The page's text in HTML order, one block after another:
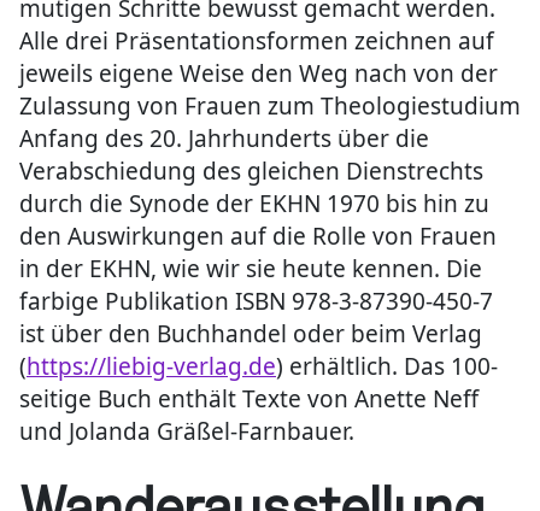
mutigen Schritte bewusst gemacht werden.
Alle drei Präsentationsformen zeichnen auf
jeweils eigene Weise den Weg nach von der
Zulassung von Frauen zum Theologiestudium
Anfang des 20. Jahrhunderts über die
Verabschiedung des gleichen Dienstrechts
durch die Synode der EKHN 1970 bis hin zu
den Auswirkungen auf die Rolle von Frauen
in der EKHN, wie wir sie heute kennen. Die
farbige Publikation ISBN 978-3-87390-450-7
ist über den Buchhandel oder beim Verlag
(https://liebig-verlag.de) erhältlich. Das 100-
seitige Buch enthält Texte von Anette Neff
und Jolanda Gräßel-Farnbauer.